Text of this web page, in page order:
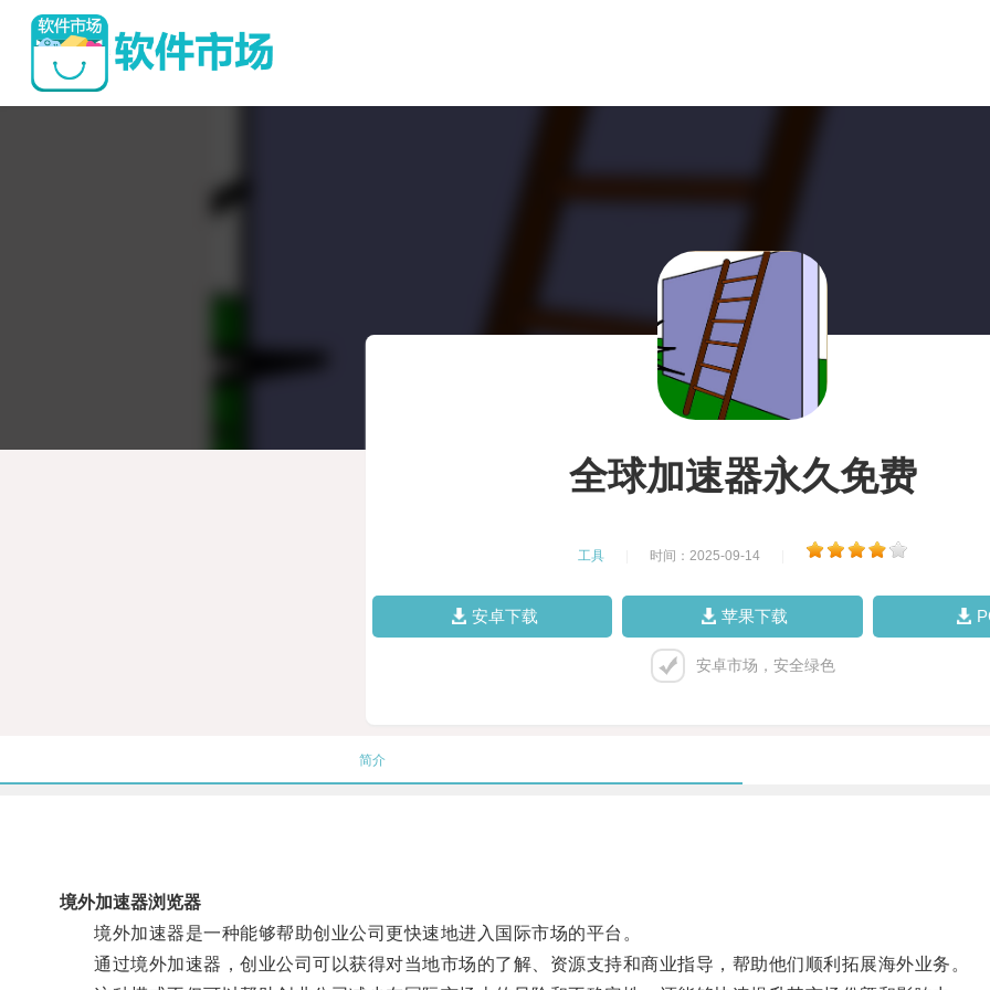
全球加速器永久免费
工具 时间：2025-09-14
安卓下载 苹果下载
安卓市场，安全绿色
简介
境外加速器浏览器
境外加速器是一种能够帮助创业公司更快速地进入国际市场的平台。
通过境外加速器，创业公司可以获得对当地市场的了解、资源支持和商业指导，帮助他们顺利拓展海外业务。